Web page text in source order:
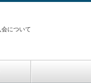
会について